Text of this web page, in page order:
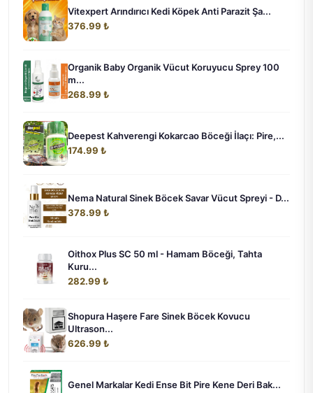
Vitexpert Arındırıcı Kedi Köpek Anti Parazit Şa...
376.99 ₺
Organik Baby Organik Vücut Koruyucu Sprey 100
m...
268.99 ₺
Deepest Kahverengi Kokarcao Böceği İlaçı: Pire,...
174.99 ₺
Nema Natural Sinek Böcek Savar Vücut Spreyi - D...
378.99 ₺
Oithox Plus SC 50 ml - Hamam Böceği, Tahta
Kuru...
282.99 ₺
Shopura Haşere Fare Sinek Böcek Kovucu
Ultrason...
626.99 ₺
Genel Markalar Kedi Ense Bit Pire Kene Deri Bak...